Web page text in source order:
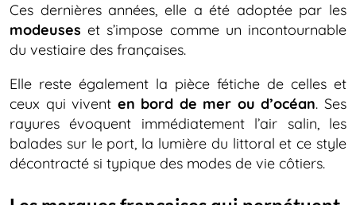
Ces dernières années, elle a été adoptée par les
modeuses et s’impose comme un incontournable
du vestiaire des françaises.
Elle reste également la pièce fétiche de celles et
ceux qui vivent en bord de mer ou d’océan. Ses
rayures évoquent immédiatement l’air salin, les
balades sur le port, la lumière du littoral et ce style
décontracté si typique des modes de vie côtiers.